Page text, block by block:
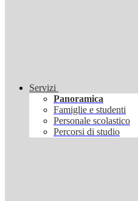
Servizi
Panoramica
Famiglie e studenti
Personale scolastico
Percorsi di studio